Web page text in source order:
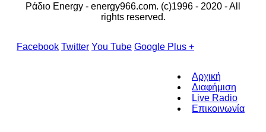
Ράδιο Energy - energy966.com. (c)1996 - 2020 - All
rights reserved.
Facebook Twitter You Tube Google Plus +
Αρχική
Διαφήμιση
Live Radio
Επικοινωνία